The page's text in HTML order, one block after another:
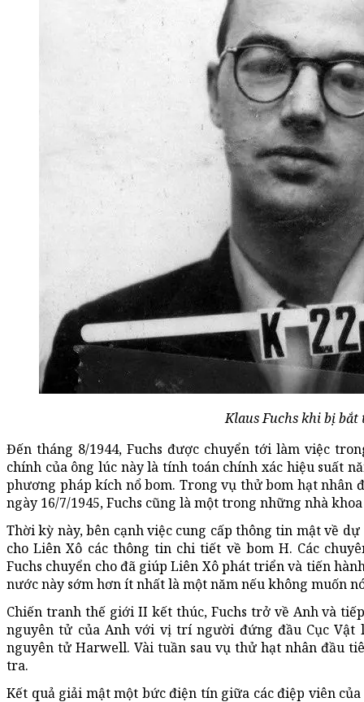
Klaus Fuchs khi bị bắt
Đến tháng 8/1944, Fuchs được chuyển tới làm việc
chính của ông lúc này là tính toán chính xác hiệu suất
phương pháp kích nổ bom. Trong vụ thử bom hạt
ngày 16/7/1945, Fuchs cũng là một trong những nhà
Thời kỳ này, bên cạnh việc cung cấp thông tin mật về dự
cho Liên Xô các thông tin chi tiết về bom H. Các
Fuchs chuyển cho đã giúp Liên Xô phát triển và tiến
nước này sớm hơn ít nhất là một năm nếu không muốn
Chiến tranh thế giới II kết thúc, Fuchs trở về Anh và
nguyên tử của Anh với vị trí người đứng đầu Cục
nguyên tử Harwell. Vài tuần sau vụ thử hạt nhân đầu
tra.
Kết quả giải mật một bức điện tín giữa các điệp viên